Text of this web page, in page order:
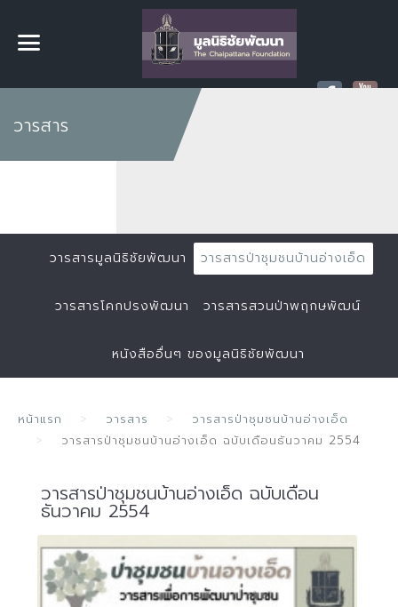
วารสาร
วารสารมูลนิธิชัยพัฒนา วารสารป่าชุมชนบ้านอ่างเอ็ด
วารสารโคกปรงพัฒนา วารสารสวนป่าพฤกษพัฒน์
หนังสืออื่นๆ ของมูลนิธิชัยพัฒนา
หน้าแรก วารสาร
วารสารป่าชุมชนบ้านอ่างเอ็ด
วารสารป่าชุมชนบ้านอ่างเอ็ด ฉบับเดือนธันวาคม 2554
วารสารป่าชุมชนบ้านอ่างเอ็ด ฉบับเดือน
ธันวาคม 2554